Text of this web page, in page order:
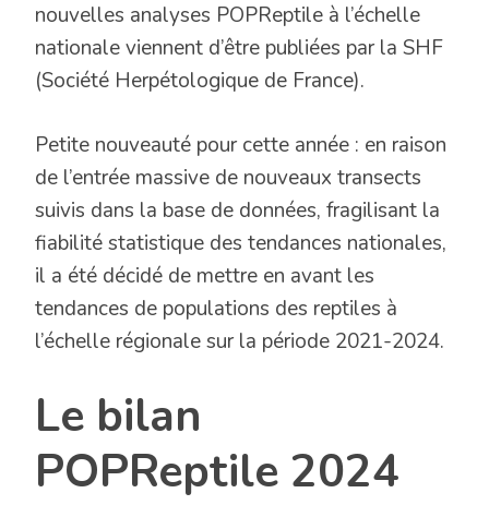
nouvelles analyses POPReptile à l’échelle
nationale viennent d’être publiées par la SHF
(Société Herpétologique de France).
Petite nouveauté pour cette année : en raison
de l’entrée massive de nouveaux transects
suivis dans la base de données, fragilisant la
fiabilité statistique des tendances nationales,
il a été décidé de mettre en avant les
tendances de populations des reptiles à
l’échelle régionale sur la période 2021-2024.
Le bilan
POPReptile 2024